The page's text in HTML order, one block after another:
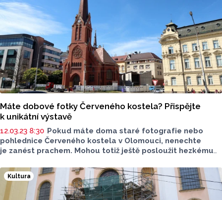
Boží zbožných škol, zkráceně piaristů.
Máte dobové fotky Červeného kostela? Přispějte
k unikátní výstavě
12.03.23 8:30 Pokud máte doma staré fotografie nebo
pohlednice Červeného kostela v Olomouci, nenechte
je zanést prachem. Mohou totiž ještě posloužit hezkému
výstavu.
Kultura